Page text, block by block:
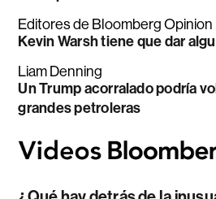
Editores de Bloomberg Opinion
Kevin Warsh tiene que dar
Liam Denning
Un Trump acorralado podría
grandes petroleras